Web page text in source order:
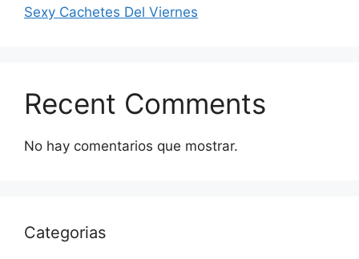
Sexy Cachetes Del Viernes
Recent Comments
No hay comentarios que mostrar.
Categorias